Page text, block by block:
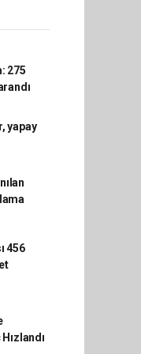
275
yapay
456